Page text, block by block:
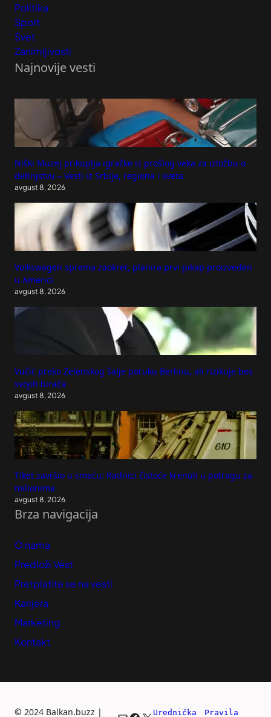
Politika
Sport
Svet
Zanimljivosti
Najnovije vesti
Niški Muzej prikuplja igračke iz prošlog veka za izložbu o
detinjstvu – Vesti iz Srbije, regiona i sveta
avgust 8, 2026
Volkswagen sprema zaokret, planira prvi pikap proizveden
u Americi
avgust 8, 2026
Vučić preko Zelenskog šalje poruku Berlinu, ali rizikuje bes
svojih birača
avgust 8, 2026
Tiket završio u smeću: Radnici čistoće krenuli u potragu za
milionima
avgust 8, 2026
Brza navigacija
O nama
Predloži Vest
Pretplatite se na vesti
Karijera
Marketing
Kontakt
© 2024 Balkan.buzz | Urednička Pravila